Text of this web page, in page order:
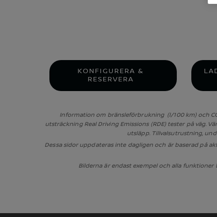
KONFIGURERA &
RESERVERA
Information om bränsleförbrukning (l/100 km) och
utsträckning Real Driving Emissions (RDE) tester på
utsläpp. Tillvalsutrustning,
Dessa sidor uppdateras inte dagligen och är baserad på
Bilderna är endast exempel och alla